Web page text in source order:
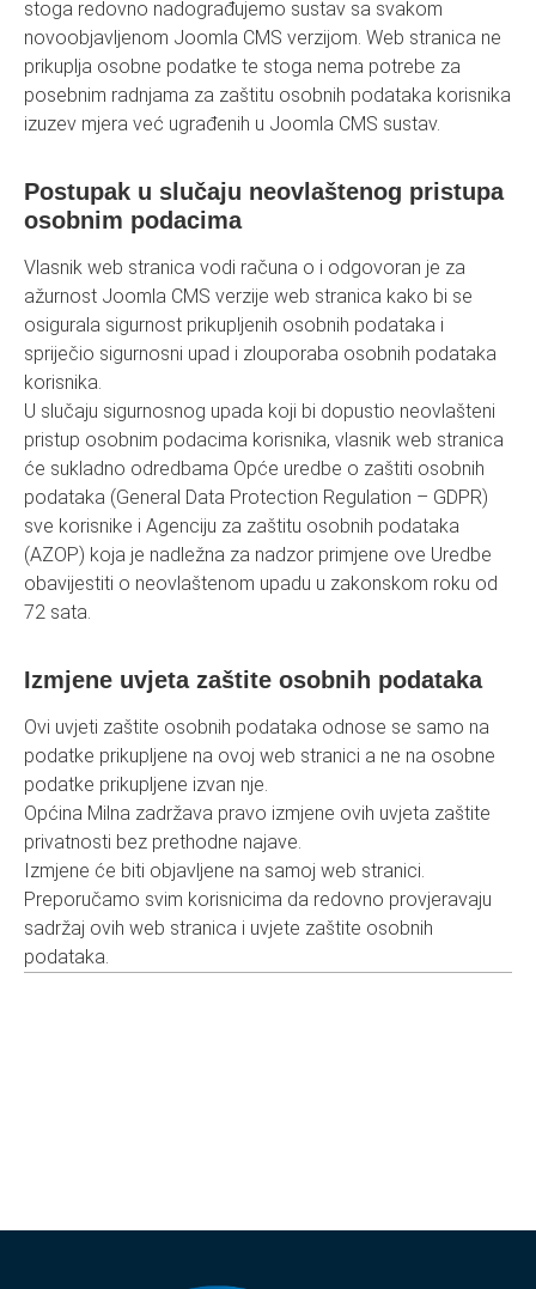
stoga redovno nadograđujemo sustav sa svakom
novoobjavljenom Joomla CMS verzijom. Web stranica ne
prikuplja osobne podatke te stoga nema potrebe za
posebnim radnjama za zaštitu osobnih podataka korisnika
izuzev mjera već ugrađenih u Joomla CMS sustav.
Postupak u slučaju neovlaštenog pristupa
osobnim podacima
Vlasnik web stranica vodi računa o i odgovoran je za
ažurnost Joomla CMS verzije web stranica kako bi se
osigurala sigurnost prikupljenih osobnih podataka i
spriječio sigurnosni upad i zlouporaba osobnih podataka
korisnika.
U slučaju sigurnosnog upada koji bi dopustio neovlašteni
pristup osobnim podacima korisnika, vlasnik web stranica
će sukladno odredbama Opće uredbe o zaštiti osobnih
podataka (General Data Protection Regulation – GDPR)
sve korisnike i Agenciju za zaštitu osobnih podataka
(AZOP) koja je nadležna za nadzor primjene ove Uredbe
obavijestiti o neovlaštenom upadu u zakonskom roku od
72 sata.
Izmjene uvjeta zaštite osobnih podataka
Ovi uvjeti zaštite osobnih podataka odnose se samo na
podatke prikupljene na ovoj web stranici a ne na osobne
podatke prikupljene izvan nje.
Općina Milna zadržava pravo izmjene ovih uvjeta zaštite
privatnosti bez prethodne najave.
Izmjene će biti objavljene na samoj web stranici.
Preporučamo svim korisnicima da redovno provjeravaju
sadržaj ovih web stranica i uvjete zaštite osobnih
podataka.